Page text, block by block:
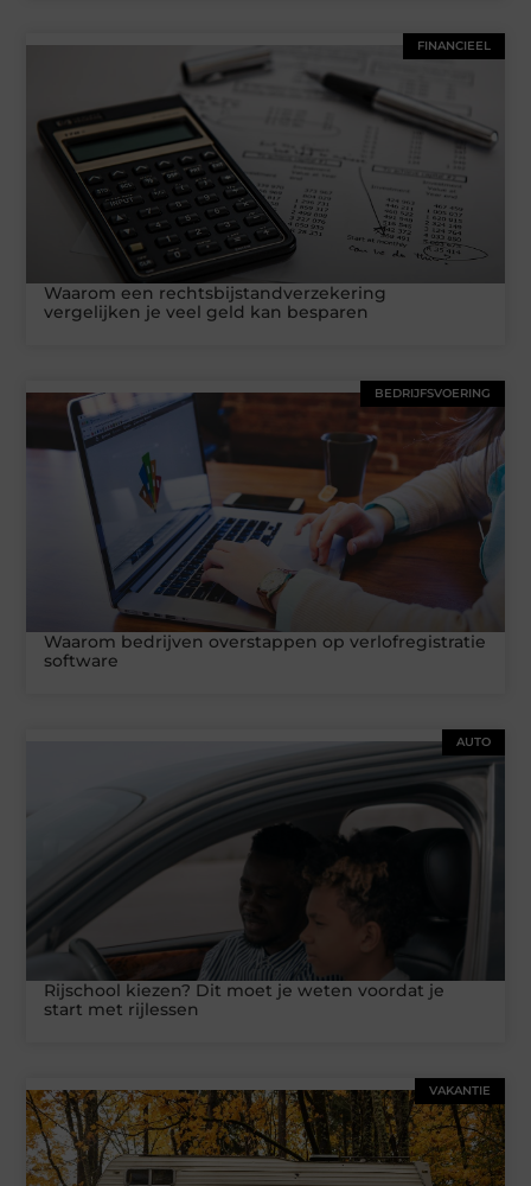
FINANCIEEL
Waarom een rechtsbijstandverzekering
vergelijken je veel geld kan besparen
BEDRIJFSVOERING
Waarom bedrijven overstappen op verlofregistratie
software
AUTO
Rijschool kiezen? Dit moet je weten voordat je
start met rijlessen
VAKANTIE